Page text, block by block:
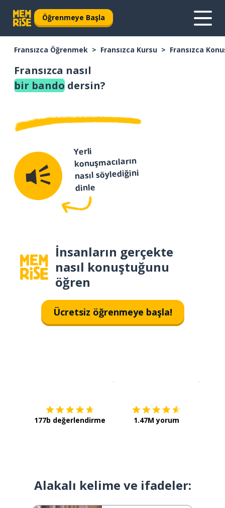
Öğrenmeye Başla
Fransızca Öğrenmek Fransızca Kursu Fransızca
Fransızca nasıl
bir bando dersin?
Yerli
konuşmacıların
nasıl söylediğini
dinle
İnsanların gerçekte
nasıl konuştuğunu
öğren
Ücretsiz öğrenmeye başla!
177b değerlendirme 1.47M yorum
Alakalı kelime ve ifadeler: